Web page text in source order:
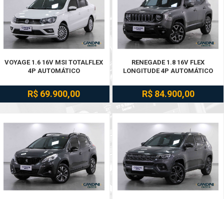
VOYAGE 1.6 16V MSI TOTALFLEX
4P AUTOMÁTICO
R$ 69.900,00
RENEGADE 1.8 16V FLEX
LONGITUDE 4P AUTOMÁTICO
R$ 84.900,00